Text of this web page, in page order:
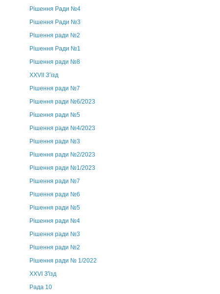
Рішення Ради №4
Рішення Ради №3
Рішення ради №2
Рішення Ради №1
Рішення ради №8
ХХVII З’їзд
Рішення ради №7
Рішення ради №6/2023
Рішення ради №5
Рішення ради №4/2023
Рішення ради №3
Рішення ради №2/2023
Рішення ради №1/2023
Рішення ради №7
Рішення ради №6
Рішення ради №5
Рішення ради №4
Рішення ради №3
Рішення ради №2
Рішення ради № 1/2022
XXVI З'їзд
Рада 10